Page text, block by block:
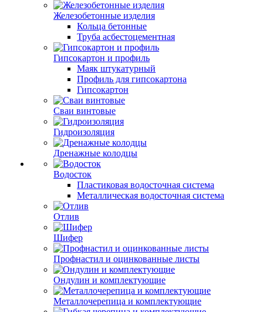
Железобетонные изделия
Кольца бетонные
Труба асбестоцементная
Гипсокартон и профиль
Маяк штукатурный
Профиль для гипсокартона
Гипсокартон
Сваи винтовые
Гидроизоляция
Дренажные колодцы
Водосток
Пластиковая водосточная система
Металлическая водосточная система
Отлив
Шифер
Профнастил и оцинкованные листы
Ондулин и комплектующие
Металлочерепица и комплектующие